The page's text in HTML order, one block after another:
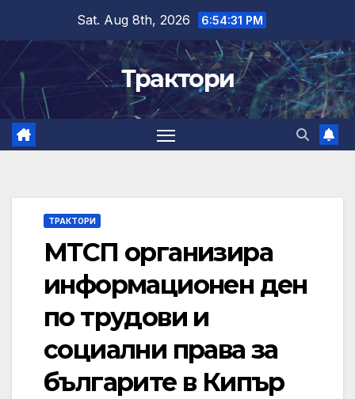
content
Sat. Aug 8th, 2026 6:54:32 PM
Трактори
ТРАКТОРИ
МТСП организира
информационен ден
по трудови и
социални права за
българите в Кипър